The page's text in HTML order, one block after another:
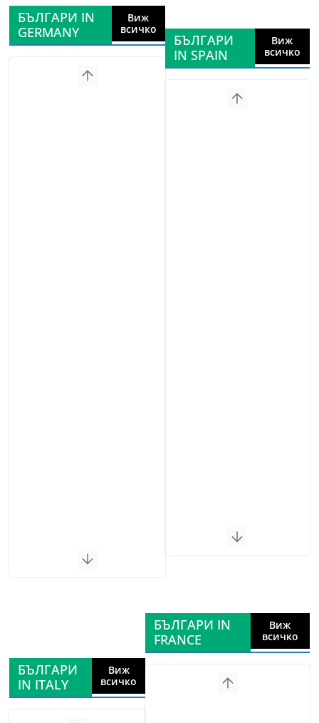
БЪЛГАРИ IN
GERMANY
Виж
всичко
БЪЛГАРИ
IN SPAIN
Виж
всичко
БЪЛГАРИ
IN ITALY
Виж
всичко
БЪЛГАРИ IN
FRANCE
Виж
всичко